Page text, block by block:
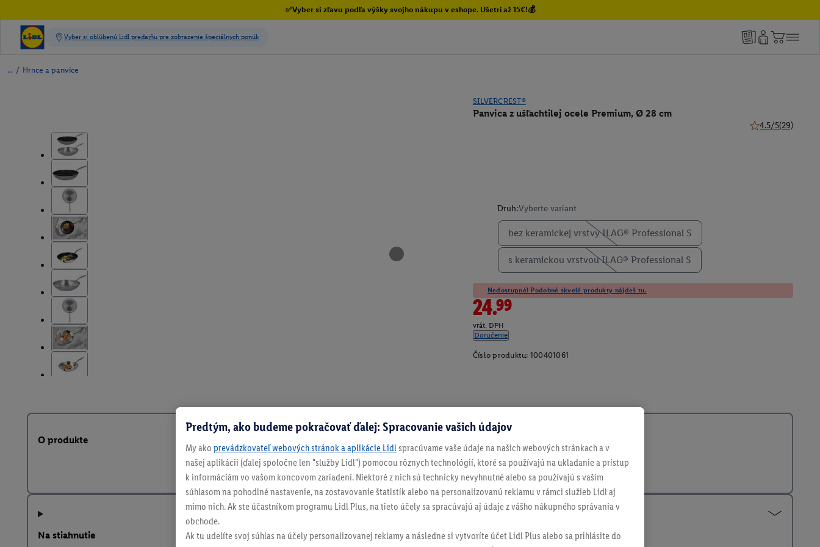
✅Vyber si zľavu podľa výšky svojho nákupu v eshope. Ušetri až 15€!💰
/ Hrnce a panvice
SILVERCREST®
Panvica z ušľachtilej ocele Premium, Ø 28 cm
4.5/5(29)
Druh:Vyberte variant
bez keramickej vrstvy ILAG® Professional S
s keramickou vrstvou ILAG® Professional S
Nedostupné! Podobné skvelé produkty nájdeš tu.
24.99
vrát. DPH
Doručenie
Číslo produktu: 100401061
O produkte
Na stiahnutie
Predtým, ako budeme pokračovať ďalej: Spracovanie vašich údajov
My ako prevádzkovateľ webových stránok a aplikácie Lidl spracúvame vaše údaje na našich webových stránkach a v
našej aplikácii (ďalej spoločne len "služby Lidl") pomocou rôznych technológií, ktoré sa používajú na ukladanie a prístup
k informáciám vo vašom koncovom zariadení. Niektoré z nich sú technicky nevyhnutné alebo sa používajú s vaším
súhlasom na pohodlné nastavenie, na zostavovanie štatistík alebo na personalizovanú reklamu v rámci služieb Lidl aj
mimo nich. Ak ste účastníkom programu Lidl Plus, na tieto účely sa spracúvajú aj údaje z vášho nákupného správania v
obchode.
Ak tu udelíte svoj súhlas na účely personalizovanej reklamy a následne si vytvoríte účet Lidl Plus alebo sa prihlásite do